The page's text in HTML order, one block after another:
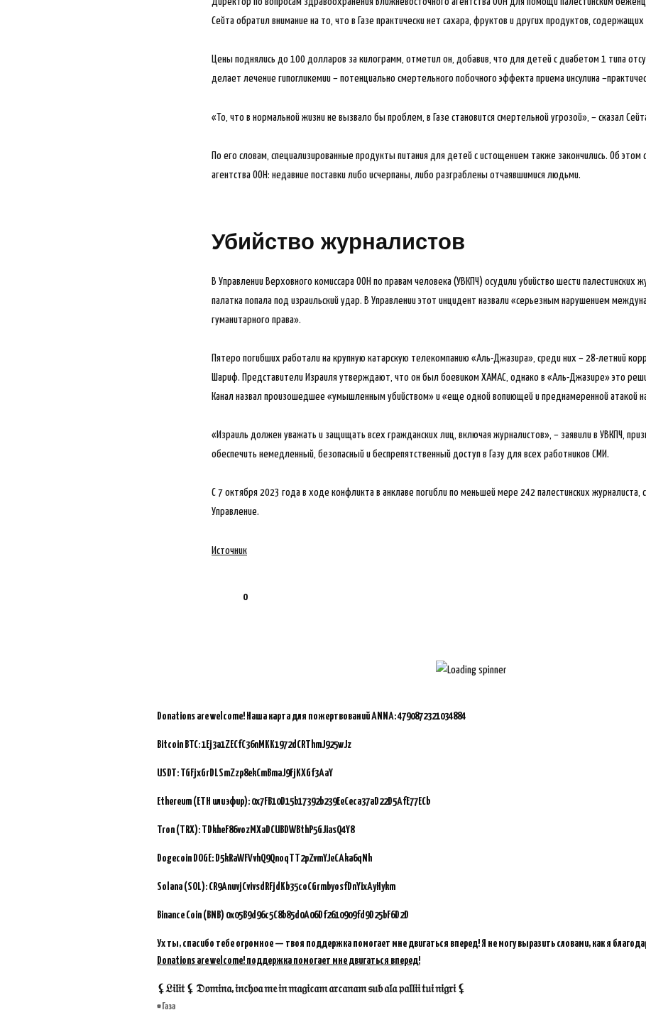
Сейта обратил внимание на то, что в Газе практически нет сахара, фруктов и других продуктов, содержащих
Цены поднялись до 100 долларов за килограмм, отметил он, добавив, что для детей с диабетом 1 типа
делает лечение гипогликемии – потенциально смертельного побочного эффекта приема инсулина
«То, что в нормальной жизни не вызвало бы проблем, в Газе становится смертельной угрозой», – сказал
По его словам, специализированные продукты питания для детей с истощением также закончились. Об этом
агентства ООН: недавние поставки либо исчерпаны, либо разграблены отчаявшимися людьми.
Убийство журналистов
В Управлении Верховного комиссара ООН по правам человека (УВКПЧ) осудили убийство шести палестинских
палатка попала под израильский удар. В Управлении этот инцидент назвали «серьезным нарушением
гуманитарного права».
Пятеро погибших работали на крупную катарскую телекомпанию «Аль-Джазира», среди них – 28-летний
Шариф. Представители Израиля утверждают, что он был боевиком ХАМАС, однако в «Аль-Джазире» это
Канал назвал произошедшее «умышленным убийством» и «еще одной вопиющей и преднамеренной атакой
«Израиль должен уважать и защищать всех гражданских лиц, включая журналистов», – заявили в УВКПЧ,
обеспечить немедленный, безопасный и беспрепятственный доступ в Газу для всех работников СМИ.
С 7 октября 2023 года в ходе конфликта в анклаве погибли по меньшей мере 242 палестинских журналиста,
Управление.
Источник
0
Donations are welcome! Наша карта для пожертвований ANNA:4790872321034884
Bitcoin BTC:1Ej3a1ZECfC36nMKK1972dCRThmJ925wJz
USDT: TGFjxGrDLSmZzp8ekCmBmaJ9FjKXGf3AaY
Ethereum (ETH или эфир): 0x7FB10D15b17392b239EeCeca37aD22D5AfE77ECb
Tron (TRX): TDkheF86vozMXaDCUBDWBthP5GJiasQ4Y8
Dogecoin DOGE: D5kRaWFVvhQ9QnoqTT2pZvmYJeCAka6qNh
Solana (SOL): CR9AnuvjCvivsdRFjdKb35coCGrmbyosfDnYixAyHykm
Binance Coin (BNB) 0x05B9d96c5C8b85d0A06Df2610909fd9D25bF6D2D
Ух ты, спасибо тебе огромное — твоя поддержка помогает мне двигаться вперед! Я не могу выразить словами, как я
Donations are welcome! поддержка помогает мне двигаться вперед!
⚸𝔏𝔦𝔩𝔦𝔱 ⚸ 𝔇𝔬𝔪𝔦𝔫𝔞, 𝔦𝔫𝔠𝔥𝔬𝔞 𝔪𝔢 𝔦𝔫 𝔪𝔞𝔤𝔦𝔠𝔞𝔪 𝔞𝔯𝔠𝔞𝔫𝔞𝔪 𝔰𝔲𝔟 𝔞𝔩𝔞 𝔭𝔞𝔩𝔩𝔦𝔦 𝔱𝔲𝔦 𝔫𝔦𝔤𝔯𝔦 ⚸
Газа